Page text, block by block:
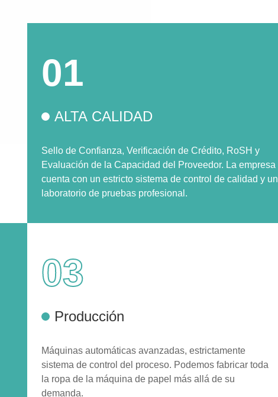
01
ALTA CALIDAD
Sello de Confianza, Verificación de Crédito, RoSH y
Evaluación de la Capacidad del Proveedor. La empresa
cuenta con un estricto sistema de control de calidad y un
laboratorio de pruebas profesional.
03
Producción
Máquinas automáticas avanzadas, estrictamente
sistema de control del proceso. Podemos fabricar toda
la ropa de la máquina de papel más allá de su
demanda.